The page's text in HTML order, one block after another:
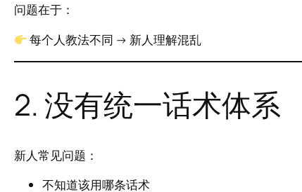
问题在于：
每个人教法不同 → 新人理解混乱
2. 没有统一话术体系
新人常见问题：
不知道该用哪条话术